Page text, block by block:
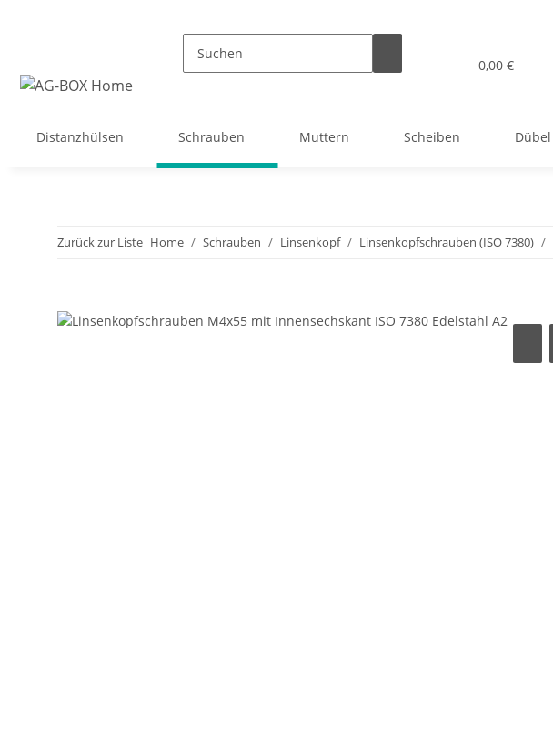
0,00 €
Distanzhülsen Schrauben Muttern Scheiben Dübel
Zurück zur Liste Home Schrauben Linsenkopf Linsenkopfschrauben (ISO 7380)